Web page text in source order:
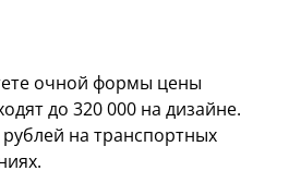
очной формы цены
до 320 000 на дизайне.
на транспортных